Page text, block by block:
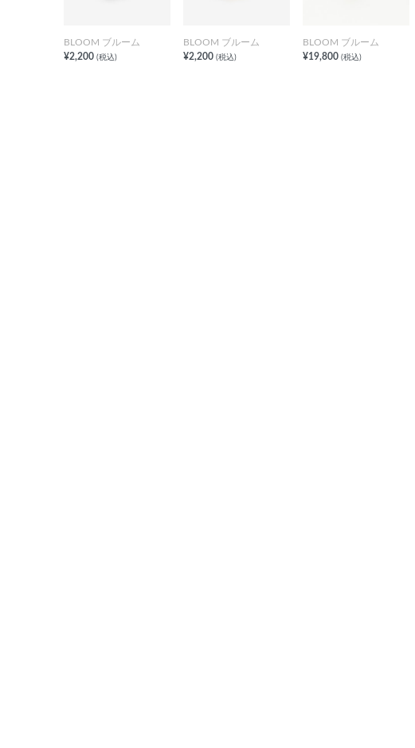
BLOOM ブルーム
¥2,200 (税込)
BLOOM ブルーム
¥2,200 (税込)
BLOOM ブルーム
¥19,800 (税込)